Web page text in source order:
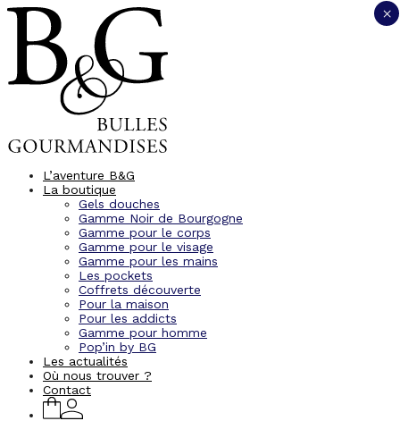
L’aventure B&G
La boutique
Gels douches
Gamme Noir de Bourgogne
Gamme pour le corps
Gamme pour le visage
Gamme pour les mains
Les pockets
Coffrets découverte
Pour la maison
Pour les addicts
Gamme pour homme
Pop’in by BG
Les actualités
Où nous trouver ?
Contact
×